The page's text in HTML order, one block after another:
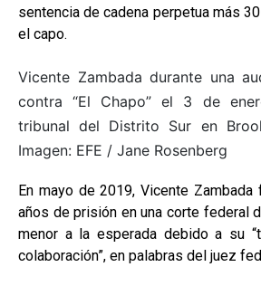
sentencia de cadena perpetua más
el capo.
Vicente Zambada durante una
contra “El Chapo” el 3 de
tribunal del Distrito Sur en
Imagen: EFE / Jane Rosenberg
En mayo de 2019, Vicente Zambada
años de prisión en una corte federal
menor a la esperada debido a su
colaboración”, en palabras del juez